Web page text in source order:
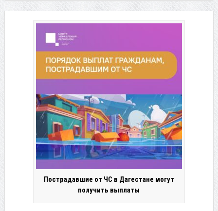
Пострадавшие от ЧС в Дагестане могут
получить выплаты